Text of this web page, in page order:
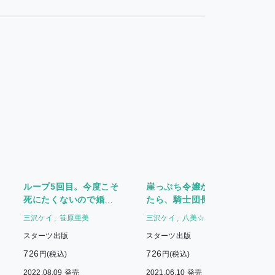
ループ5回目。今度こそ
死にたくないので婚約
破棄を持ちかけたはず
陛下が溺愛してくるの
ですが
三沢ケイ 笹原亜美
スターツ出版
726 円(税込)
2022.08.09 発売
崖っぷち令嬢が男装し
たら、騎士団長に溺愛
されました
三沢ケイ 八美☆わん
スターツ出版
726 円(税込)
2021.06.10 発売